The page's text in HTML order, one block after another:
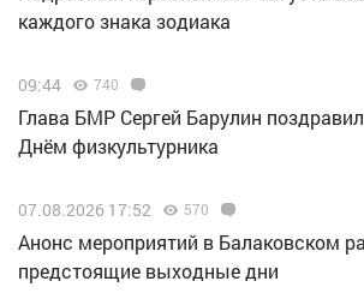
каждого знака зодиака
09:44 740
Глава БМР Сергей Барулин
Днём физкультурника
07.08.2026 17:52 570
Анонс мероприятий в Балаковском
предстоящие выходные дни